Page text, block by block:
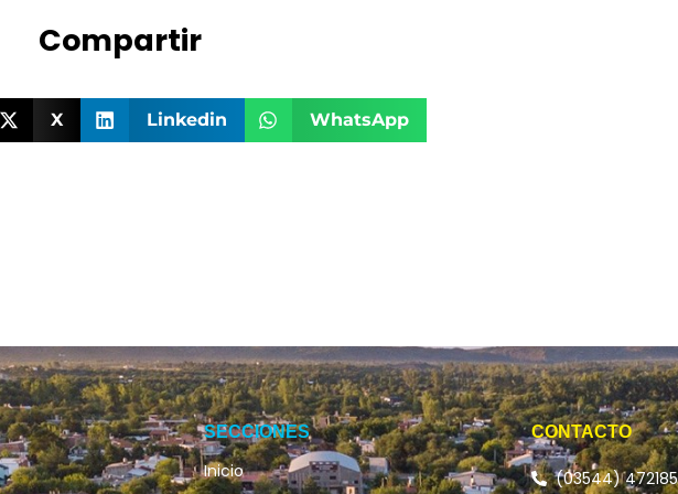
Compartir
X Linkedin WhatsApp
SECCIONES
Inicio
CONTACTO
(03544) 472185